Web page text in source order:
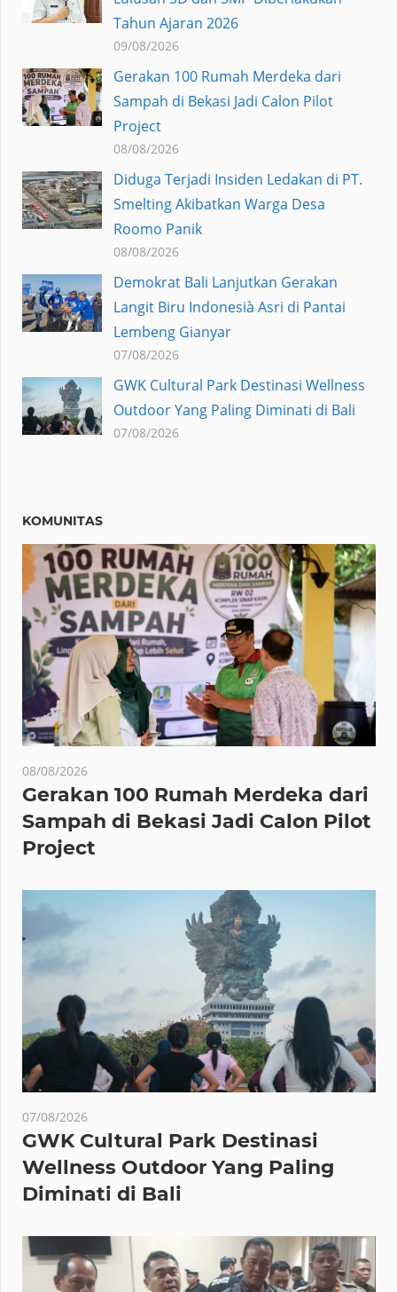
Tahun Ajaran 2026
09/08/2026
Gerakan 100 Rumah Merdeka dari
Sampah di Bekasi Jadi Calon Pilot
Project
08/08/2026
Diduga Terjadi Insiden Ledakan di PT.
Smelting Akibatkan Warga Desa
Roomo Panik
08/08/2026
Demokrat Bali Lanjutkan Gerakan
Langit Biru Indonesià Asri di Pantai
Lembeng Gianyar
07/08/2026
GWK Cultural Park Destinasi Wellness
Outdoor Yang Paling Diminati di Bali
07/08/2026
KOMUNITAS
08/08/2026
Gerakan 100 Rumah Merdeka dari
Sampah di Bekasi Jadi Calon Pilot
Project
07/08/2026
GWK Cultural Park Destinasi
Wellness Outdoor Yang Paling
Diminati di Bali